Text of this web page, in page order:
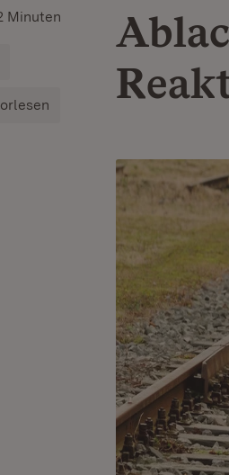
Minuten